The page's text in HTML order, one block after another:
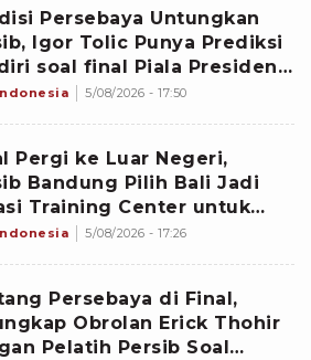
Persebaya Untungkan
Igor Tolic Punya Prediksi
soal final Piala Presiden
5/08/2026 - 17:50
Pergi ke Luar Negeri,
Bandung Pilih Bali Jadi
Training Center untuk
Musim 2026/2027
5/08/2026 - 17:26
Persebaya di Final,
Obrolan Erick Thohir
Pelatih Persib Soal